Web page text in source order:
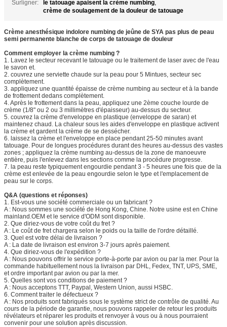
Surligner:
le tatouage apaisent la crème numbing,
crème de soulagement de la douleur de tatouage
Crème anesthésique indolore numbing de jeûne de SYA pas plus de peau
semi permanente blanche de corps de tatouage de douleur
Comment employer la crème numbing ?
1. Lavez le secteur recevant le tatouage ou le traitement de laser avec de l'eau
le savon et.
2. couvrez une serviette chaude sur la peau pour 5 Mintues, secteur sec
complètement.
3. appliquez une quantité épaisse de crème numbing au secteur et à la bande
de frottement dedans complètement.
4. Après le frottement dans la peau, appliquez une 2ème couche lourde de
crème (1/8" ou 2 ou 3 millimètres d'épaisseur) au-dessus du secteur.
5. couvrez la crème d'enveloppe en plastique (enveloppe de saran) et
maintenez chaud. La chaleur sous les aides d'enveloppe en plastique activent
la crème et gardent la crème de se dessécher.
6. laissez la crème et l'enveloppe en place pendant 25-50 minutes avant
tatouage. Pour de longues procédures durant des heures au-dessus des vastes
zones ; appliquez la crème numbing au-dessus de la zone de manoeuvre
entière, puis l'enlevez dans les sections comme la procédure progresse.
7. la peau reste typiquement engourdie pendant 3 - 5 heures une fois que de la
crème est enlevée de la peau engourdie selon le type et l'emplacement de
peau sur le corps.
Q&A (questions et réponses)
1. Est-vous une société commerciale ou un fabricant ?
A : Nous sommes une société de Hong Kong, Chine. Notre usine est en Chine
mainland.OEM et le service d'ODM sont disponible.
2. Que diriez-vous de votre coût du fret ?
A : Le coût de fret chargera selon le poids ou la taille de l'ordre détaillé.
3. Quel est votre délai de livraison ?
A : La date de livraison est environ 3-7 jours après paiement.
4. Que diriez-vous de l'expédition ?
A : Nous pouvons offrir le service porte-à-porte par avion ou par la mer. Pour la
commande habituellement nous la livraison par DHL, Fedex, TNT, UPS, SME,
et ordre important par avion ou par la mer.
5. Quelles sont vos conditions de paiement ?
A : Nous acceptons TTT, Paypal, Western Union, aussi HSBC.
6. Comment traiter le défectueux ?
A : Nos produits sont fabriqués sous le système strict de contrôle de qualité. Au
cours de la période de garantie, nous pouvons rappeler de retour les produits
révélateurs et réparer les produits et renvoyer à vous ou à nous pourraient
convenir pour une solution après discussion.